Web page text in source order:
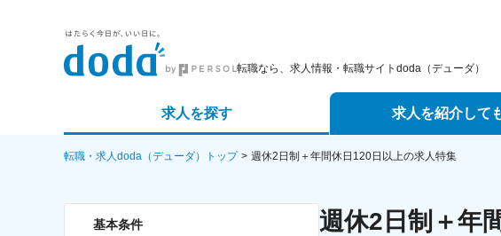
転職なら、求人情報・転職サイトdoda（デューダ）
求人を探す
詳細条件から探す
求人を紹介して
エージェントサービス
転職・求人doda（デューダ）トップ 週休2日制＋年間休日120日以上の求人特集
基本条件 週休2日制＋年